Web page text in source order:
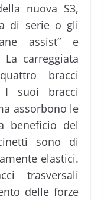
nuova S3,
di serie o gli
assist” e
La carreggiata
bracci
I suoi bracci
assorbono le
beneficio del
sono di
elastici.
trasversali
delle forze